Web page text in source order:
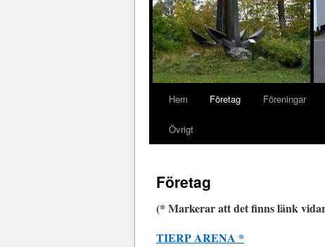
Hem Företag Föreningar
Övrigt
Företag
(* Markerar att det finns länk
TIERP ARENA *